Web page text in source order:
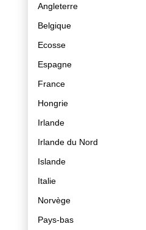
Angleterre
Belgique
Ecosse
Espagne
France
Hongrie
Irlande
Irlande du Nord
Islande
Italie
Norvège
Pays-bas